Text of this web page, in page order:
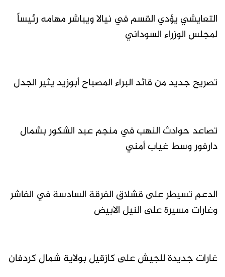
التعايشي يؤدي القسم في نيالا ويباشر مهامه رئيساً
لمجلس الوزراء السوداني
تصريح جديد من قائد البراء المصباح أبوزيد يثير الجدل
تصاعد حوادث النهب في منجم عبد الشكور بشمال
دارفور وسط غياب أمني
الدعم تسيطر على قشلاق الفرقة السادسة في الفاشر
وغارات مسيرة على النيل الابيض
غارات جديدة للجيش على كازقيل بولاية شمال كردفان